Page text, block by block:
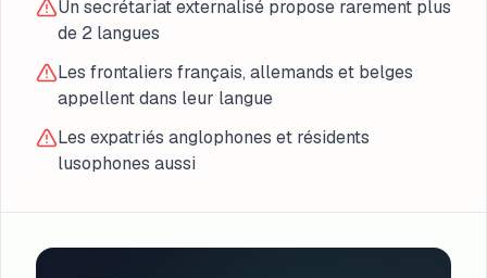
Un secrétariat externalisé propose rarement plus
de 2 langues
Les frontaliers français, allemands et belges
appellent dans leur langue
Les expatriés anglophones et résidents
lusophones aussi